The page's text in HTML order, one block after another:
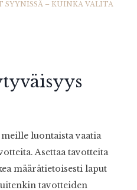
SYYNISSÄ – KUINKA VALITA
luontaista vaatia
Asettaa tavotteita
määrätietoisesti laput
tavotteiden